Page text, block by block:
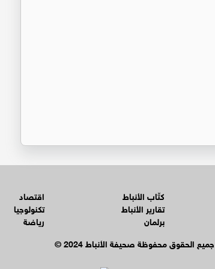
كتّاب الأنباط
تقارير الأنباط
برلمان
اقتصاد
تكنولوجيا
رياضة
© جميع الحقوق محفوظة صحيفة الأنباط 2024